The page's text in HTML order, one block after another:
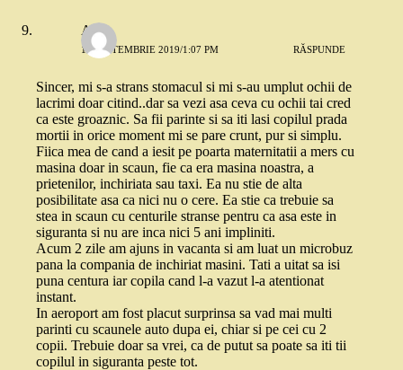
Ana
11 SEPTEMBRIE 2019/1:07 PM RĂSPUNDE
Sincer, mi s-a strans stomacul si mi s-au umplut ochii de
lacrimi doar citind..dar sa vezi asa ceva cu ochii tai cred
ca este groaznic. Sa fii parinte si sa iti lasi copilul prada
mortii in orice moment mi se pare crunt, pur si simplu.
Fiica mea de cand a iesit pe poarta maternitatii a mers cu
masina doar in scaun, fie ca era masina noastra, a
prietenilor, inchiriata sau taxi. Ea nu stie de alta
posibilitate asa ca nici nu o cere. Ea stie ca trebuie sa
stea in scaun cu centurile stranse pentru ca asa este in
siguranta si nu are inca nici 5 ani impliniti.
Acum 2 zile am ajuns in vacanta si am luat un microbuz
pana la compania de inchiriat masini. Tati a uitat sa isi
puna centura iar copila cand l-a vazut l-a atentionat
instant.
In aeroport am fost placut surprinsa sa vad mai multi
parinti cu scaunele auto dupa ei, chiar si pe cei cu 2
copii. Trebuie doar sa vrei, ca de putut sa poate sa iti tii
copilul in siguranta peste tot.